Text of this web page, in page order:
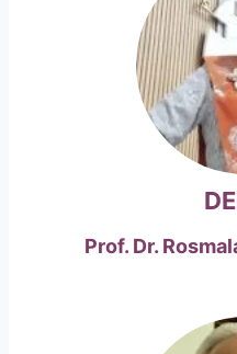
Prof. Dr.